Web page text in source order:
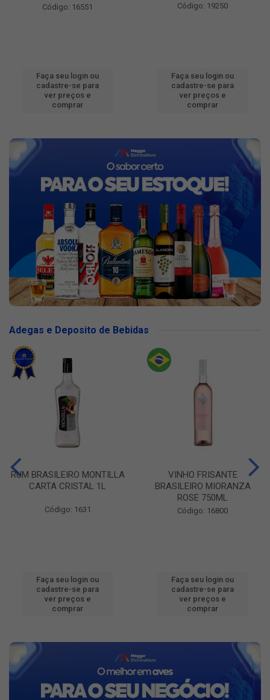
Código: 16551
Faça seu login ou
cadastre-se para
ver preços e
comprar
Código: 19250
Faça seu login ou
cadastre-se para
ver preços e
comprar
Adegas e Deposito de Bebidas
RUM BRASILEIRO MONTILLA
CARTA CRISTAL 1L
Código: 1631
Faça seu login ou
cadastre-se para
ver preços e
comprar
VINHO FRISANTE
BRASILEIRO MIORANZA
ROSE 750ML
Código: 16800
Faça seu login ou
cadastre-se para
ver preços e
comprar